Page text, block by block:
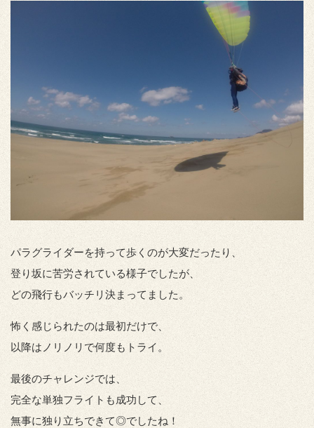
パラグライダーを持って歩くのが大変だったり、
登り坂に苦労されている様子でしたが、
どの飛行もバッチリ決まってました。
怖く感じられたのは最初だけで、
以降はノリノリで何度もトライ。
最後のチャレンジでは、
完全な単独フライトも成功して、
無事に独り立ちできて◎でしたね！